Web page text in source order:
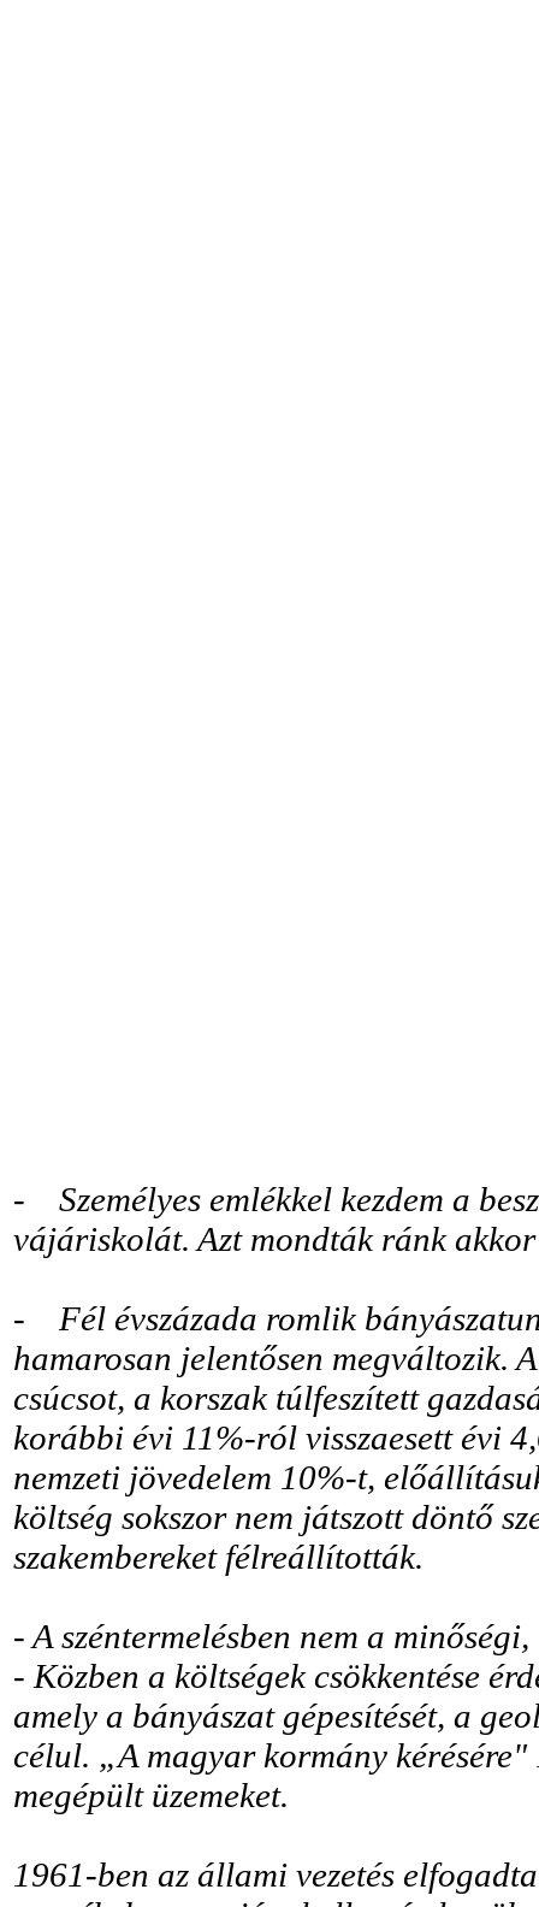
- Személyes emlékkel kezdem a
vájáriskolát. Azt mondták ránk
- Fél évszázada romlik
hamarosan jelentősen megváltozik.
csúcsot, a korszak túlfeszített
korábbi évi 11%-ról visszaesett évi
nemzeti jövedelem 10%-t,
költség sokszor nem játszott döntő
szakembereket félreállították.
- A széntermelésben nem a
- Közben a költségek csökkentése
amely a bányászat gépesítését, a
célul. „A magyar kormány
megépült üzemeket.
1961-ben az állami vezetés